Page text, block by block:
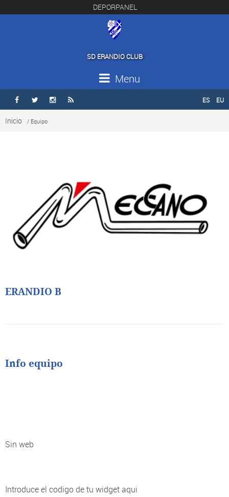
DEPORPANEL
SD ERANDIO CLUB
Menu
    ES EU
Inicio / Equipo
ERANDIO B
Info equipo
Sin web
Introduce el codigo de tu widget aqui